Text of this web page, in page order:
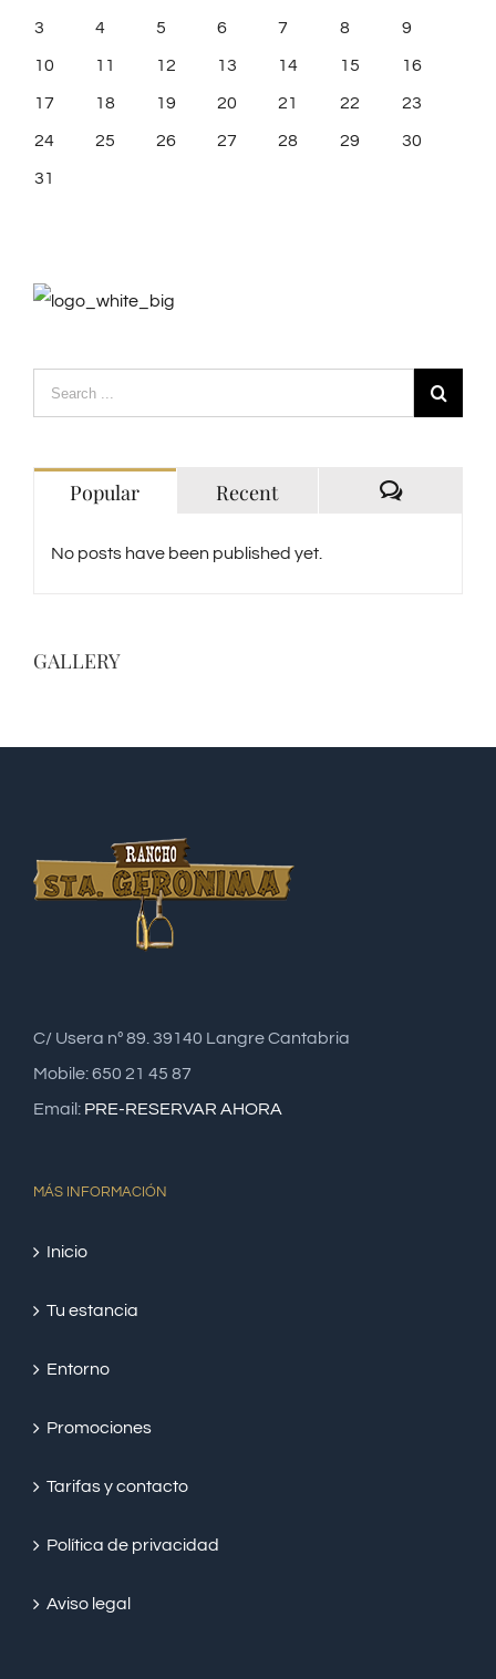
3 4 5 6 7 8 9
10 11 12 13 14 15 16
17 18 19 20 21 22 23
24 25 26 27 28 29 30
31
Popular
Recent
No posts have been published yet.
GALLERY
C/ Usera nº 89. 39140 Langre Cantabria
Mobile: 650 21 45 87
Email: PRE-RESERVAR AHORA
MÁS INFORMACIÓN
Inicio
Tu estancia
Entorno
Promociones
Tarifas y contacto
Política de privacidad
Aviso legal